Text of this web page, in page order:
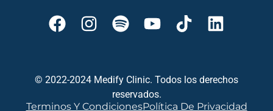
© 2022-2024 Medify Clinic. Todos los derechos
reservados.
Terminos Y CondicionesPolítica De Privacidad